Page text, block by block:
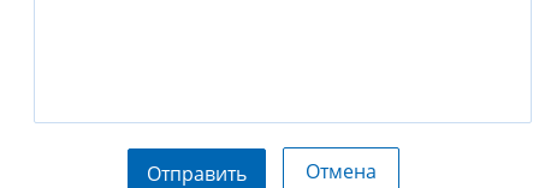
Отправить Отмена